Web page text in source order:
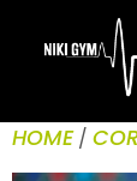
HOME/